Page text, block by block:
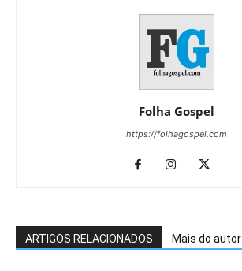
Folha Gospel
https://folhagospel.com
ARTIGOS RELACIONADOS Mais do autor